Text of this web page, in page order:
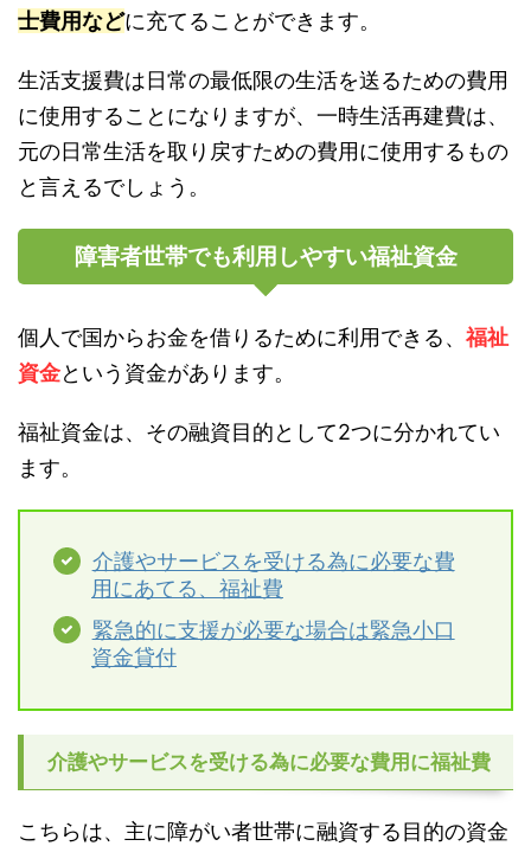
士費用などに充てることができます。
生活支援費は日常の最低限の生活を送るための費用
に使用することになりますが、一時生活再建費は、
元の日常生活を取り戻すための費用に使用するもの
と言えるでしょう。
障害者世帯でも利用しやすい福祉資金
個人で国からお金を借りるために利用できる、 福祉
資金という資金があります。
福祉資金は、その融資目的として2つに分かれてい
ます。
介護やサービスを受ける為に必要な費
用にあてる、福祉費
緊急的に支援が必要な場合は緊急小口
資金貸付
介護やサービスを受ける為に必要な費用に福祉費
こちらは、主に障がい者世帯に融資する目的の資金